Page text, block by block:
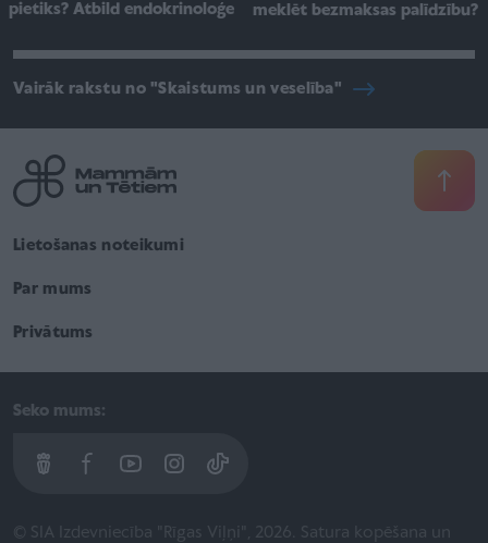
pietiks? Atbild endokrinoloģe
meklēt bezmaksas palīdzību?
Vairāk rakstu no "Skaistums un veselība"
Lietošanas noteikumi
Par mums
Privātums
Seko mums:
© SIA Izdevniecība "Rīgas Viļņi", 2026. Satura kopēšana un